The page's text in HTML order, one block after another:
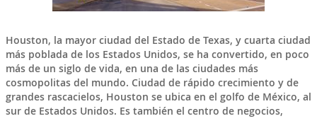
Houston, la mayor ciudad del Estado de Texas, y cuarta ciudad
más poblada de los Estados Unidos, se ha convertido, en poco
más de un siglo de vida, en una de las ciudades más
cosmopolitas del mundo. Ciudad de rápido crecimiento y de
grandes rascacielos, Houston se ubica en el golfo de México, al
sur de Estados Unidos. Es también el centro de negocios,